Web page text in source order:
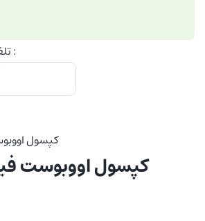
تلفن همراه اطلاع رسانی :
کپسول اووبوست